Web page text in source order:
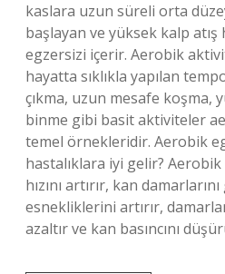
kaslara uzun süreli orta
başlayan ve yüksek kalp atış
egzersizi içerir. Aerobik
hayatta sıklıkla yapılan
çıkma, uzun mesafe koşma,
binme gibi basit aktiviteler
temel örnekleridir. Aerobik
hastalıklara iyi gelir?
hızını artırır, kan
esnekliklerini artırır,
azaltır ve kan basıncını